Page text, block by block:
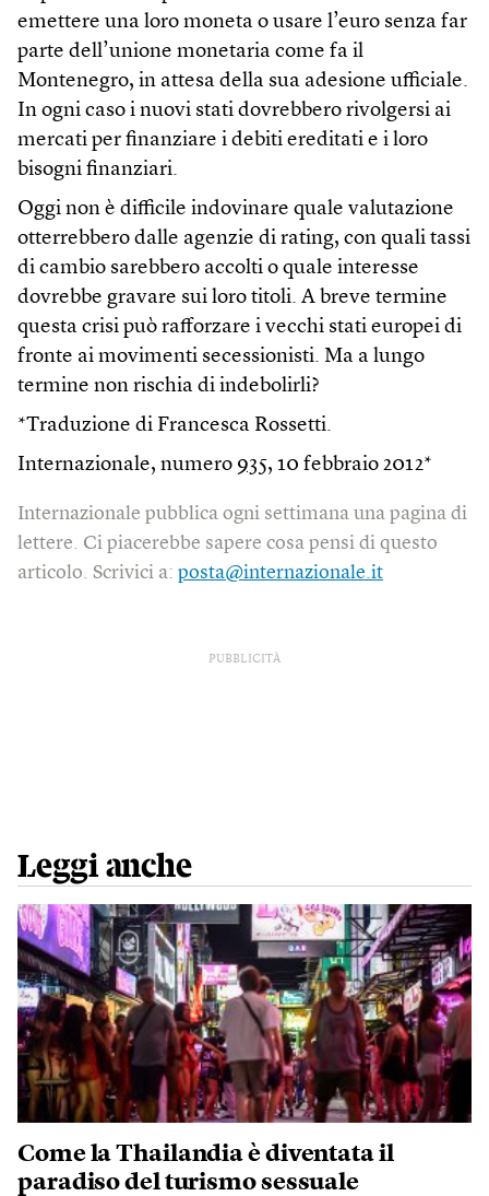
emettere una loro moneta o usare l’euro senza far
parte dell’unione monetaria come fa il
Montenegro, in attesa della sua adesione ufficiale.
In ogni caso i nuovi stati dovrebbero rivolgersi ai
mercati per finanziare i debiti ereditati e i loro
bisogni finanziari.
Oggi non è difficile indovinare quale valutazione
otterrebbero dalle agenzie di rating, con quali tassi
di cambio sarebbero accolti o quale interesse
dovrebbe gravare sui loro titoli. A breve termine
questa crisi può rafforzare i vecchi stati europei di
fronte ai movimenti secessionisti. Ma a lungo
termine non rischia di indebolirli?
*Traduzione di Francesca Rossetti.
Internazionale, numero 935, 10 febbraio 2012*
Internazionale pubblica ogni settimana una pagina di
lettere. Ci piacerebbe sapere cosa pensi di questo
articolo. Scrivici a: posta@internazionale.it
PUBBLICITÀ
Leggi anche
Come la Thailandia è diventata il
paradiso del turismo sessuale